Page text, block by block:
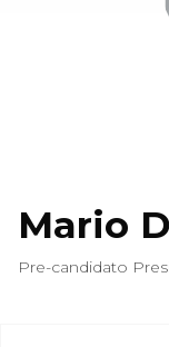
Mario
Pre-candidato